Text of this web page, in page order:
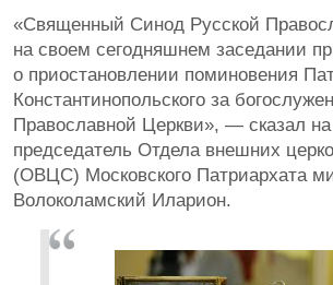
«Священный Синод Русской
на своем сегодняшнем заседании
о приостановлении поминовения
Константинопольского за
Православной Церкви», — сказал
председатель Отдела внешних
(ОВЦС) Московского Патриархата
Волоколамский Иларион.